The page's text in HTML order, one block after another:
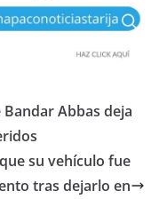
Abbas deja
su vehículo fue
tras dejarlo en